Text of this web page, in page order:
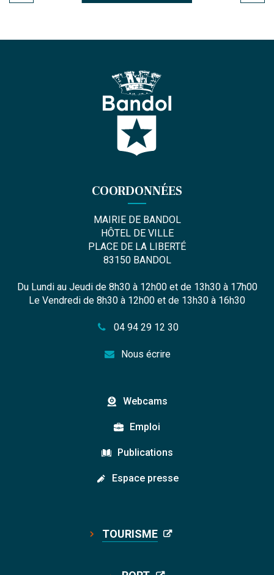
COORDONNÉES
MAIRIE DE BANDOL
HÔTEL DE VILLE
PLACE DE LA LIBERTÉ
83150 BANDOL
Du Lundi au Jeudi de 8h30 à 12h00 et de 13h30 à 17h00
Le Vendredi de 8h30 à 12h00 et de 13h30 à 16h30
04 94 29 12 30
Nous écrire
Webcams
Emploi
Publications
Espace presse
TOURISME